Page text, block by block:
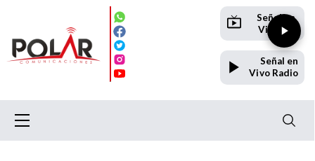
Señal en
Vivo TV
Señal en
Vivo Radio